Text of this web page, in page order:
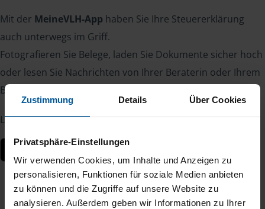
Zustimmung Details Über Cookies
Privatsphäre-Einstellungen
Wir verwenden Cookies, um Inhalte und Anzeigen zu
personalisieren, Funktionen für soziale Medien anbieten
zu können und die Zugriffe auf unsere Website zu
analysieren. Außerdem geben wir Informationen zu Ihrer
Mit der MeineVLH-App haben Sie Ihre Steuererklärung
auch unterwegs im Griff.
Fotografieren Sie Belege, laden Sie Dokumente sicher hoch
oder lesen Sie Nachrichten von Ihrer Beraterin oder Ihrem
Berater – jederzeit und von überall.
Laden Sie die App kostenlos herunter: